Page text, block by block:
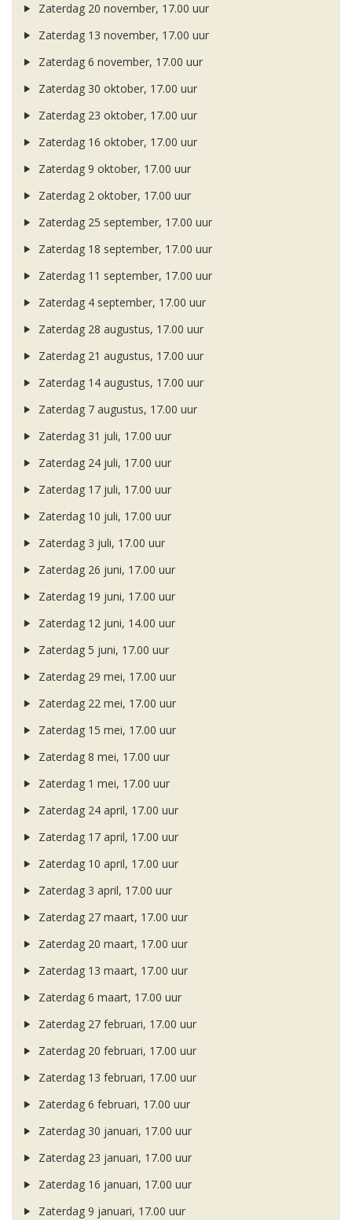
Zaterdag 20 november, 17.00 uur
Zaterdag 13 november, 17.00 uur
Zaterdag 6 november, 17.00 uur
Zaterdag 30 oktober, 17.00 uur
Zaterdag 23 oktober, 17.00 uur
Zaterdag 16 oktober, 17.00 uur
Zaterdag 9 oktober, 17.00 uur
Zaterdag 2 oktober, 17.00 uur
Zaterdag 25 september, 17.00 uur
Zaterdag 18 september, 17.00 uur
Zaterdag 11 september, 17.00 uur
Zaterdag 4 september, 17.00 uur
Zaterdag 28 augustus, 17.00 uur
Zaterdag 21 augustus, 17.00 uur
Zaterdag 14 augustus, 17.00 uur
Zaterdag 7 augustus, 17.00 uur
Zaterdag 31 juli, 17.00 uur
Zaterdag 24 juli, 17.00 uur
Zaterdag 17 juli, 17.00 uur
Zaterdag 10 juli, 17.00 uur
Zaterdag 3 juli, 17.00 uur
Zaterdag 26 juni, 17.00 uur
Zaterdag 19 juni, 17.00 uur
Zaterdag 12 juni, 14.00 uur
Zaterdag 5 juni, 17.00 uur
Zaterdag 29 mei, 17.00 uur
Zaterdag 22 mei, 17.00 uur
Zaterdag 15 mei, 17.00 uur
Zaterdag 8 mei, 17.00 uur
Zaterdag 1 mei, 17.00 uur
Zaterdag 24 april, 17.00 uur
Zaterdag 17 april, 17.00 uur
Zaterdag 10 april, 17.00 uur
Zaterdag 3 april, 17.00 uur
Zaterdag 27 maart, 17.00 uur
Zaterdag 20 maart, 17.00 uur
Zaterdag 13 maart, 17.00 uur
Zaterdag 6 maart, 17.00 uur
Zaterdag 27 februari, 17.00 uur
Zaterdag 20 februari, 17.00 uur
Zaterdag 13 februari, 17.00 uur
Zaterdag 6 februari, 17.00 uur
Zaterdag 30 januari, 17.00 uur
Zaterdag 23 januari, 17.00 uur
Zaterdag 16 januari, 17.00 uur
Zaterdag 9 januari, 17.00 uur